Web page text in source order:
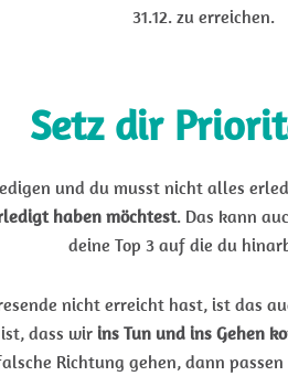
31.12. zu erreichen.
Setz dir
und du musst nicht alles
haben möchtest. Das kann
deine Top 3 auf die du
nicht erreicht hast, ist das
dass wirins Tun und ins Gehen
Richtung gehen, dann